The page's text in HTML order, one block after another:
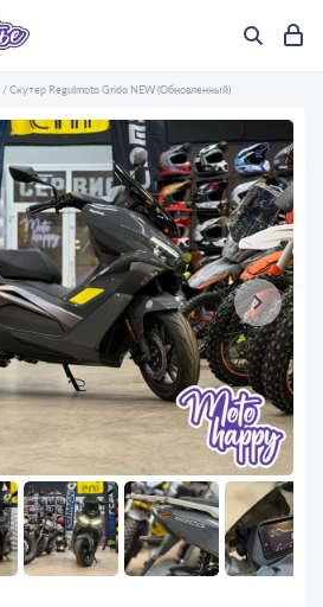
/Скутер Regulmoto Grido NEW (Обновленный)